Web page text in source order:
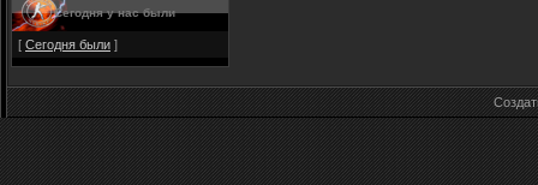
Сегодня у нас были
[ Сегодня были ]